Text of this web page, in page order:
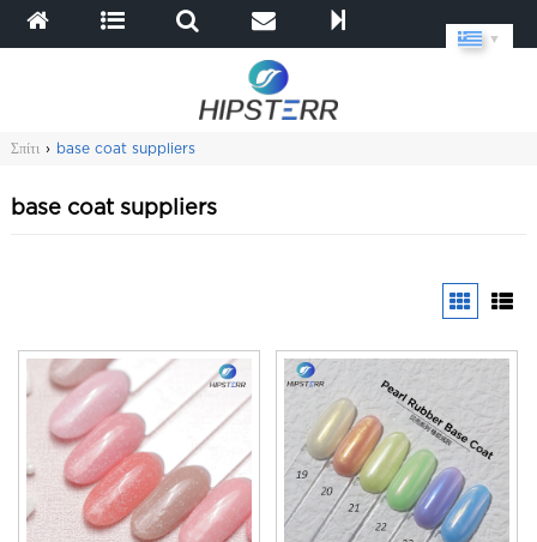
Σπίτι › base coat suppliers
base coat suppliers
▼